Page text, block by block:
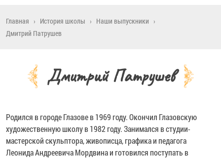
Главная › История школы › Наши выпускники ›
Дмитрий Патрушев
Дмитрий Патрушев
Родился в городе Глазове в 1969 году. Окончил Глазовскую
художественную школу в 1982 году. Занимался в студии-
мастерской скульптора, живописца, графика и педагога
Леонида Андреевича Мордвина и готовился поступать в